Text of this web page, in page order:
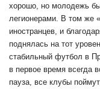
хорошо, но молодежь
легионерами. В том же
иностранцев, и
поднялась на тот
стабильный футбол в
в первое время всегда
пауза, все клубы